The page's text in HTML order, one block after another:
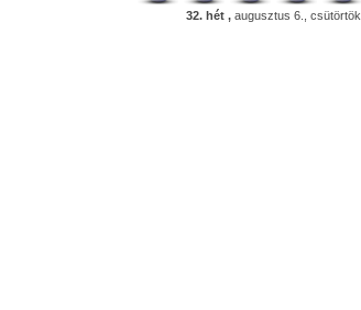
32. hét , augusztus 6., csütörtök